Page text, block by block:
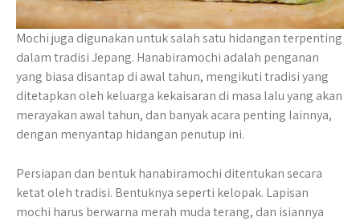
Mochi juga digunakan untuk salah satu hidangan terpenting
dalam tradisi Jepang. Hanabiramochi adalah penganan
yang biasa disantap di awal tahun, mengikuti tradisi yang
ditetapkan oleh keluarga kekaisaran di masa lalu yang akan
merayakan awal tahun, dan banyak acara penting lainnya,
dengan menyantap hidangan penutup ini.
Persiapan dan bentuk hanabiramochi ditentukan secara
ketat oleh tradisi. Bentuknya seperti kelopak. Lapisan
mochi harus berwarna merah muda terang, dan isiannya